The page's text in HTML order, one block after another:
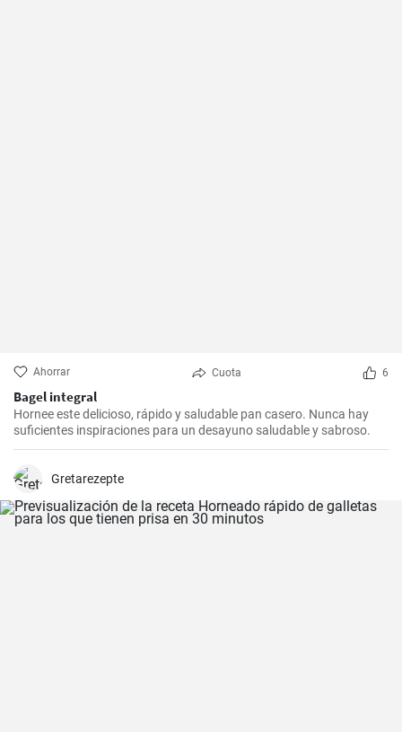
Ahorrar Cuota 6
Bagel integral
Hornee este delicioso, rápido y saludable pan casero. Nunca hay
suficientes inspiraciones para un desayuno saludable y sabroso.
Gretarezepte